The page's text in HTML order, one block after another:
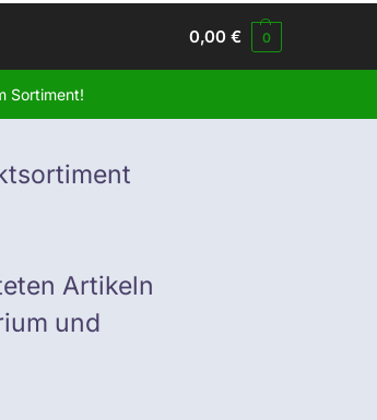
0,00€ 0
Sortiment!
Artikeln
und